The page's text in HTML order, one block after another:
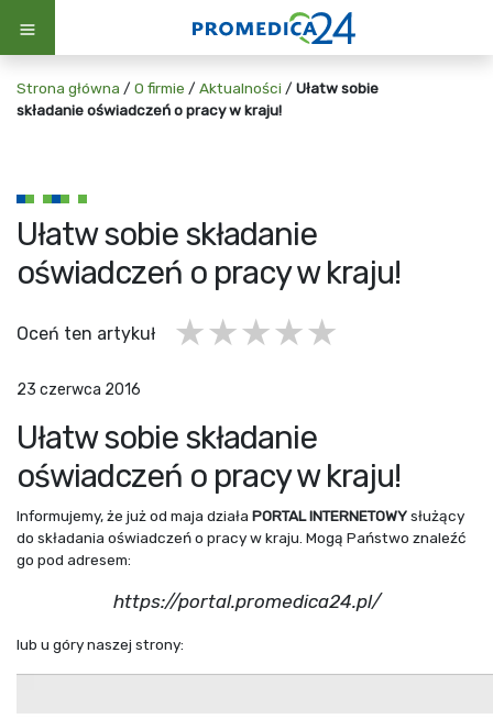
Strona główna / O firmie / Aktualności / Ułatw sobie
składanie oświadczeń o pracy w kraju!
Ułatw sobie składanie
oświadczeń o pracy w kraju!
23 czerwca 2016
Oceń ten artykuł 4 gwiazdki
3 gwiazdki
2 gwiazdki
1 gwiazdka
Ułatw sobie składanie
oświadczeń o pracy w kraju!
Informujemy, że już od maja działa PORTAL INTERNETOWYsłużący
do składania oświadczeń o pracy w kraju. Mogą Państwo znaleźć
go pod adresem:
https://portal.promedica24.pl/
lub u góry naszej strony: